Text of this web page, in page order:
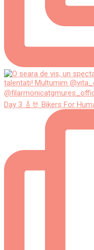
Day 3 🎸🤘 Bikers For